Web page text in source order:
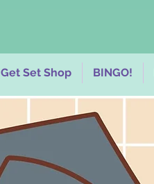
Get Set Shop BINGO!